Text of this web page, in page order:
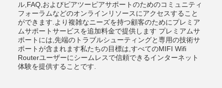
ル,FAQ,およびピアツーピアサポートのためのコミュニティ
フォーラムなどのオンラインリソースにアクセスすること
ができます.より複雑なニーズを持つ顧客のためにプレミア
ムサポートサービスを追加料金で提供します プレミアムサ
ポートには,先端のトラブルシューティングと専用の技術サ
ポートが含まれます私たちの目標は,すべてのMIFI Wifi
Routerユーザーにシームレスで信頼できるインターネット
体験を提供することです.